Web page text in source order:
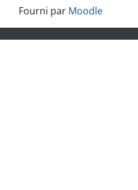
Fourni par Moodle